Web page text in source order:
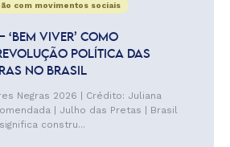
com movimentos sociais
‘BEM VIVER’ COMO
POLÍTICA DAS
NO BRASIL
Negras 2026 | Crédito: Juliana
| Julho das Pretas | Brasil
constru...